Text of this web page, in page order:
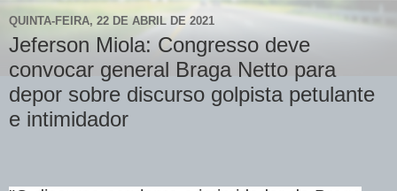
QUINTA-FEIRA, 22 DE ABRIL DE 2021
Jeferson Miola: Congresso deve
convocar general Braga Netto para
depor sobre discurso golpista petulante
e intimidador